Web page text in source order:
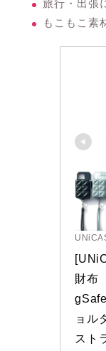
旅行・出張
もこもこ素
財布
ョル
スト